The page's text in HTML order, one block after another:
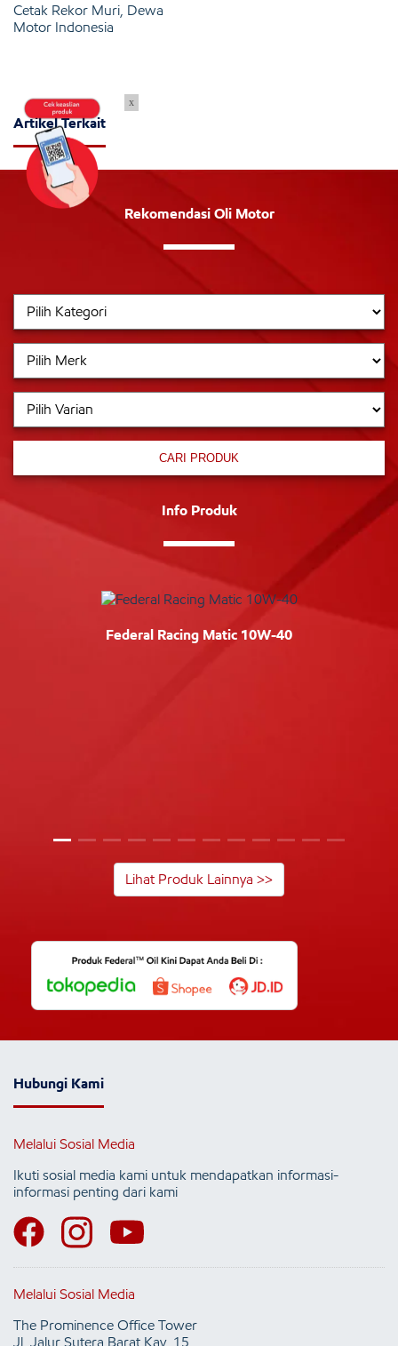
Cetak Rekor Muri, Dewa
Motor Indonesia
Artikel Terkait
Rekomendasi Oli Motor
CARI PRODUK
Info Produk
Federal Racing Matic 10W-40
Lihat Produk Lainnya >>
Hubungi Kami
Melalui Sosial Media
Ikuti sosial media kami untuk mendapatkan informasi-
informasi penting dari kami
Melalui Sosial Media
The Prominence Office Tower
Jl. Jalur Sutera Barat Kav. 15,
x